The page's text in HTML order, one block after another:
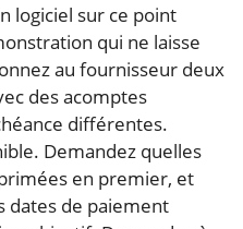
logiciel sur ce point
qui ne laisse
au fournisseur deux
des acomptes
différentes.
Demandez quelles
en premier, et
dates de paiement